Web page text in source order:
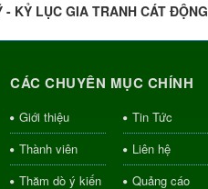
- KỶ LỤC GIA TRANH CÁT ĐỘNG
CÁC CHUYÊN MỤC CHÍNH
Giới thiệu
Tin Tức
Thành viên
Liên hệ
Thăm dò ý kiến
Quảng cáo